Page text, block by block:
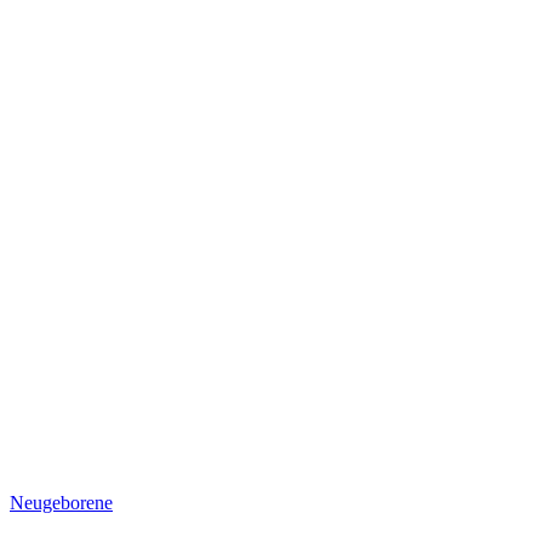
Neugeborene